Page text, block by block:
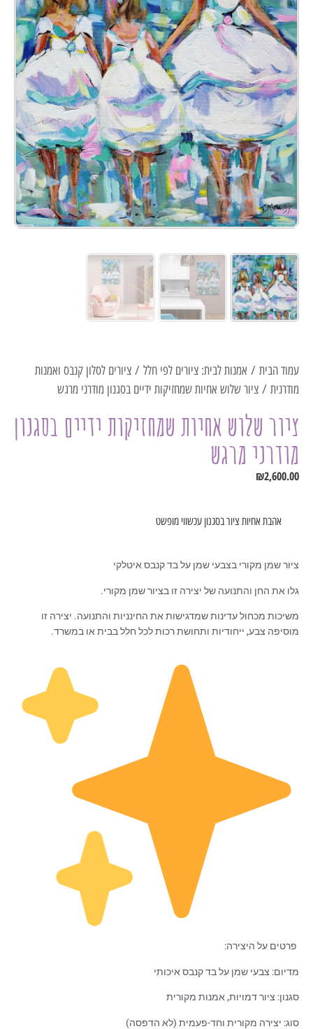
עמוד הבית / אמנות לבית: ציורים לפי חלל / ציורים לסלון קנבס ואמנות
מודרנית / ציור שלוש אחיות שמחזיקות ידיים בסגנון מודרני מרגש
ציור שלוש אחיות שמחזיקות ידיים בסגנון
מודרני מרגש
₪2,600.00
אהבת אחיות ציור בסגנון עכשווי מופשט
ציור שמן מקורי בצבעי שמן על בד קנבס איטלקי
גלו את החן והתנועה של יצירה זו בציור שמן מקורי.
משיכות מכחול עדינות שמדגישות את החינניות והתנועה. יצירה זו
מוסיפה צבע, ייחודיות ותחושת רכות לכל חלל בבית או במשרד.
פרטים על היצירה:
מדיום: צבעי שמן על בד קנבס איכותי
סגנון: ציור דמויות, אמנות מקורית
סוג: יצירה מקורית וחד-פעמית (לא הדפסה)